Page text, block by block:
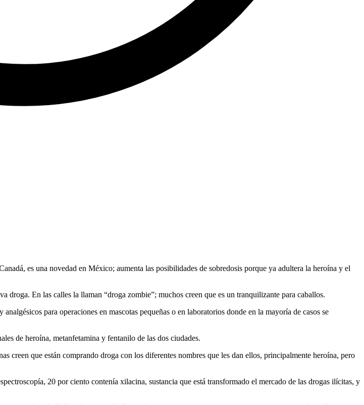
es una novedad en México; aumenta las posibilidades de sobredosis porque ya adultera la heroína y el
En las calles la llaman “droga zombie”; muchos creen que es un tranquilizante para caballos.
para operaciones en mascotas pequeñas o en laboratorios donde en la mayoría de casos se
de heroína, metanfetamina y fentanilo de las dos ciudades.
creen que están comprando droga con los diferentes nombres que les dan ellos, principalmente heroína, pero
20 por ciento contenía xilacina, sustancia que está transformado el mercado de las drogas ilícitas, y